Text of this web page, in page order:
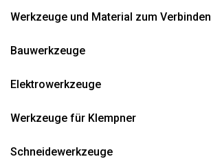
Werkzeuge und Material zum Verbinden
Bauwerkzeuge
Elektrowerkzeuge
Werkzeuge für Klempner
Schneidewerkzeuge